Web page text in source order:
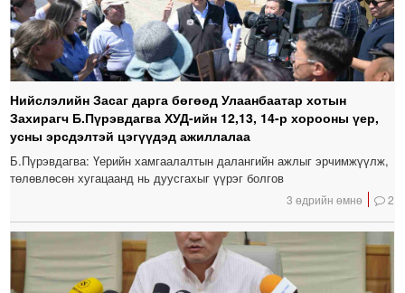
Нийслэлийн Засаг дарга бөгөөд Улаанбаатар хотын
Захирагч Б.Пүрэвдагва ХУД-ийн 12,13, 14-р хорооны үер,
усны эрсдэлтэй цэгүүдэд ажиллалаа
Б.Пүрэвдагва: Үерийн хамгаалалтын далангийн ажлыг эрчимжүүлж,
төлөвлөсөн хугацаанд нь дуусгахыг үүрэг болгов
3 өдрийн өмнө 2